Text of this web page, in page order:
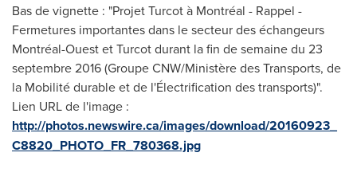
Bas de vignette : "Projet Turcot à Montréal - Rappel -
Fermetures importantes dans le secteur des échangeurs
Montréal-Ouest et Turcot durant la fin de semaine du 23
septembre 2016 (Groupe CNW/Ministère des Transports, de
la Mobilité durable et de l'Électrification des transports)".
Lien URL de l'image :
http://photos.newswire.ca/images/download/20160923_
C8820_PHOTO_FR_780368.jpg